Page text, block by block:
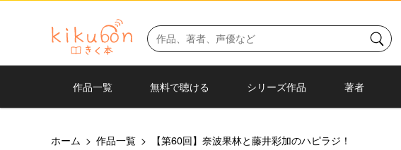
作品一覧 無料で聴ける シリーズ作品 著者
ホーム > 作品一覧 > 【第60回】奈波果林と藤井彩加のハピラジ！